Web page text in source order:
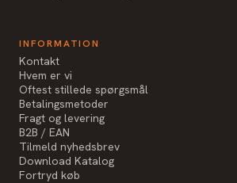
INFORMATION
Kontakt
Hvem er vi
Oftest stillede spørgsmål
Betalingsmetoder
Fragt og levering
B2B / EAN
Tilmeld nyhedsbrev
Download Katalog
Fortryd køb